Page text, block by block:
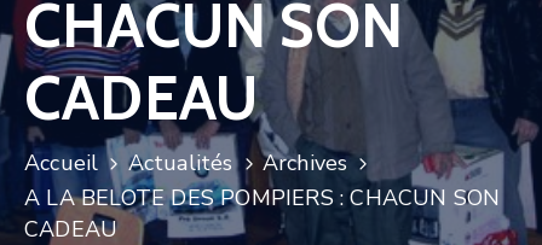
Services
Vie
Locale
Enfance
CHACUN SON
CADEAU
Accueil Actualités
Archives
A LA BELOTE DES POMPIERS : CHACUN SON
CADEAU